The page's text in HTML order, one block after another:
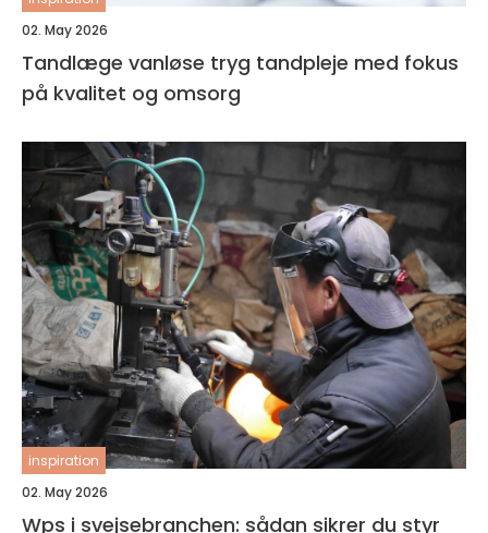
02. May 2026
Tandlæge vanløse tryg tandpleje med fokus
på kvalitet og omsorg
inspiration
02. May 2026
Wps i svejsebranchen: sådan sikrer du styr